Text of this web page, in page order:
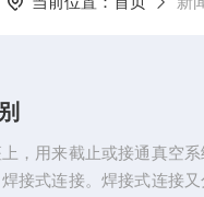
，用来截止或接通真空
接式连接。焊接式连接